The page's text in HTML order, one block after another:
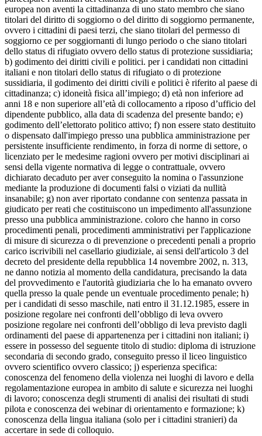
europea non aventi la cittadinanza di uno stato membro che siano
titolari del diritto di soggiorno o del diritto di soggiorno permanente,
ovvero i cittadini di paesi terzi, che siano titolari del permesso di
soggiorno ce per soggiornanti di lungo periodo o che siano titolari
dello status di rifugiato ovvero dello status di protezione sussidiaria;
b) godimento dei diritti civili e politici. per i candidati non cittadini
italiani e non titolari dello status di rifugiato o di protezione
sussidiaria, il godimento dei diritti civili e politici è riferito al paese di
cittadinanza; c) idoneità fisica all’impiego; d) età non inferiore ad
anni 18 e non superiore all’età di collocamento a riposo d’ufficio del
dipendente pubblico, alla data di scadenza del presente bando; e)
godimento dell’elettorato politico attivo; f) non essere stato destituito
o dispensato dall'impiego presso una pubblica amministrazione per
persistente insufficiente rendimento, in forza di norme di settore, o
licenziato per le medesime ragioni ovvero per motivi disciplinari ai
sensi della vigente normativa di legge o contrattuale, ovvero
dichiarato decaduto per aver conseguito la nomina o l'assunzione
mediante la produzione di documenti falsi o viziati da nullità
insanabile; g) non aver riportato condanne con sentenza passata in
giudicato per reati che costituiscono un impedimento all'assunzione
presso una pubblica amministrazione. coloro che hanno in corso
procedimenti penali, procedimenti amministrativi per l'applicazione
di misure di sicurezza o di prevenzione o precedenti penali a proprio
carico iscrivibili nel casellario giudiziale, ai sensi dell'articolo 3 del
decreto del presidente della repubblica 14 novembre 2002, n. 313,
ne danno notizia al momento della candidatura, precisando la data
del provvedimento e l'autorità giudiziaria che lo ha emanato ovvero
quella presso la quale pende un eventuale procedimento penale; h)
per i candidati di sesso maschile, nati entro il 31.12.1985, essere in
posizione regolare nei confronti dell’obbligo di leva ovvero
posizione regolare nei confronti dell’obbligo di leva previsto dagli
ordinamenti del paese di appartenenza per i cittadini non italiani; i)
essere in possesso del seguente titolo di studio: diploma di istruzione
secondaria di secondo grado, conseguito presso il liceo linguistico
ovvero scientifico ovvero classico; j) esperienza specifica:
conoscenza del fenomeno della violenza nei luoghi di lavoro e della
regolamentazione europea in ambito di salute e sicurezza nei luoghi
di lavoro; conoscenza degli strumenti di analisi dei risultati di studi
pilota e conoscenza dei webinar di orientamento e formazione; k)
conoscenza della lingua italiana (solo per i cittadini stranieri) da
accertare in sede di colloquio.